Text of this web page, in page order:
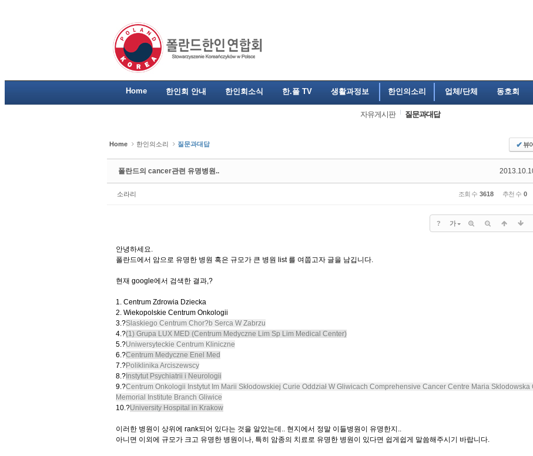
Home 한인회 안내 한인회소식 한.폴 TV 생활과정보 한인의소리 업체/단체 동호회
자유게시판 질문과대답
Home 한인의소리 질문과대답 ✔뷰
폴란드의 cancer관련 유명병원..
소라리 조회 수 3618 추천 수 0
? 가
안녕하세요.
폴란드에서 암으로 유명한 병원 혹은 규모가 큰 병원 list 를 여쭙고자 글을 남깁니다.
현재 google에서 검색한 결과,?
1. Centrum Zdrowia Dziecka
2. Wiekopolskie Centrum Onkologii
3.?Slaskiego Centrum Chor?b Serca W Zabrzu
4.?(1) Grupa LUX MED (Centrum Medyczne Lim Sp Lim Medical Center)
5.?Uniwersyteckie Centrum Kliniczne
6.?Centrum Medyczne Enel Med
7.?Poliklinika Arciszewscy
8.? Instytut Psychiatrii i Neurologii
9.?Centrum Onkologii Instytut Im Marii Skłodowskiej Curie Oddział W Gliwicach Comprehensive Cancer Centre Maria Sklodowska
Memorial Institute Branch Gliwice
10.?University Hospital in Krakow
이러한 병원이 상위에 rank되어 있다는 것을 알았는데.. 현지에서 정말 이들병원이 유명한지..
아니면 이외에 규모가 크고 유명한 병원이나, 특히 암종의 치료로 유명한 병원이 있다면 쉽게쉽게 말씀해주시기 바랍니다.